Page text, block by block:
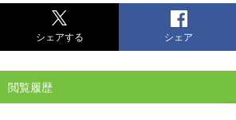
シェアする シェア
閲覧履歴